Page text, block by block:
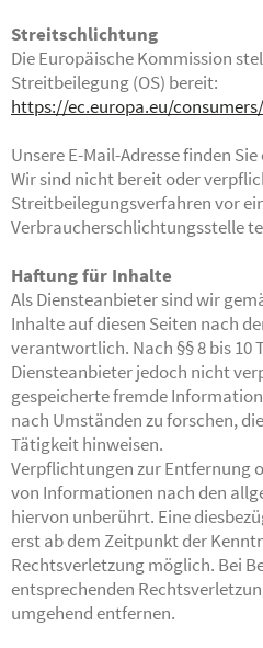
Streitschlichtung
Die Europäische Kommission
Streitbeilegung (OS) bereit:
https://ec.europa.eu/
Unsere E-Mail-Adresse finden
Wir sind nicht bereit oder
Streitbeilegungsverfahren vor
Verbraucherschlichtungsstelle
Haftung für Inhalte
Als Diensteanbieter sind wir
Inhalte auf diesen Seiten nach
verantwortlich. Nach §§ 8 bis 10
Diensteanbieter jedoch nicht
gespeicherte fremde
nach Umständen zu forschen,
Tätigkeit hinweisen.
Verpflichtungen zur Entfernung
von Informationen nach den
hiervon unberührt. Eine
erst ab dem Zeitpunkt der
Rechtsverletzung möglich. Bei
entsprechenden
umgehend entfernen.